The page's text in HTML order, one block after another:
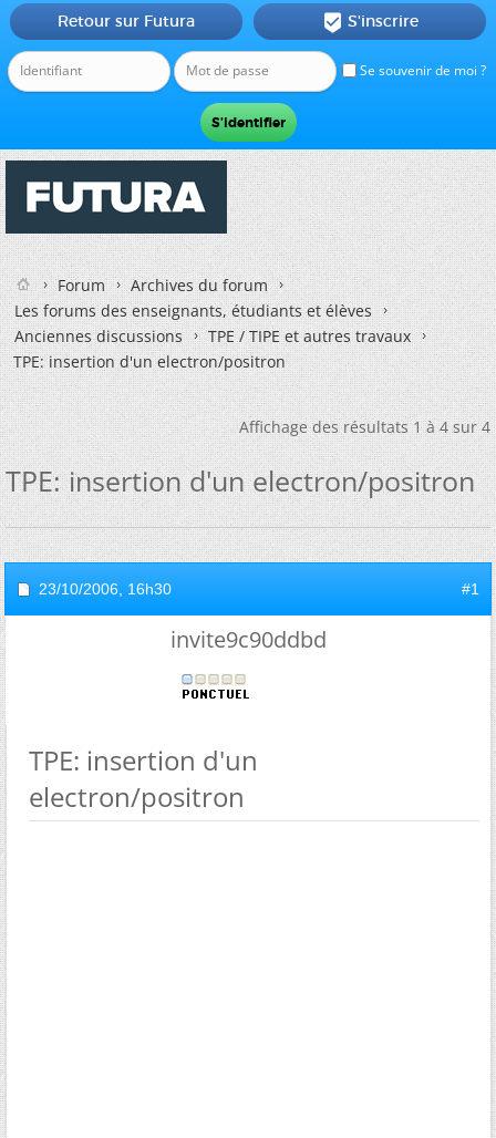
Se souvenir de moi ?
Retour sur Futura  S'inscrire
Forum
Archives du forum
Les forums des enseignants, étudiants et élèves
Anciennes discussions
TPE / TIPE et autres travaux
TPE: insertion d'un electron/positron
Affichage des résultats 1 à 4 sur 4
TPE: insertion d'un electron/positron
23/10/2006, 16h30 #1
invite9c90ddbd
TPE: insertion d'un
electron/positron